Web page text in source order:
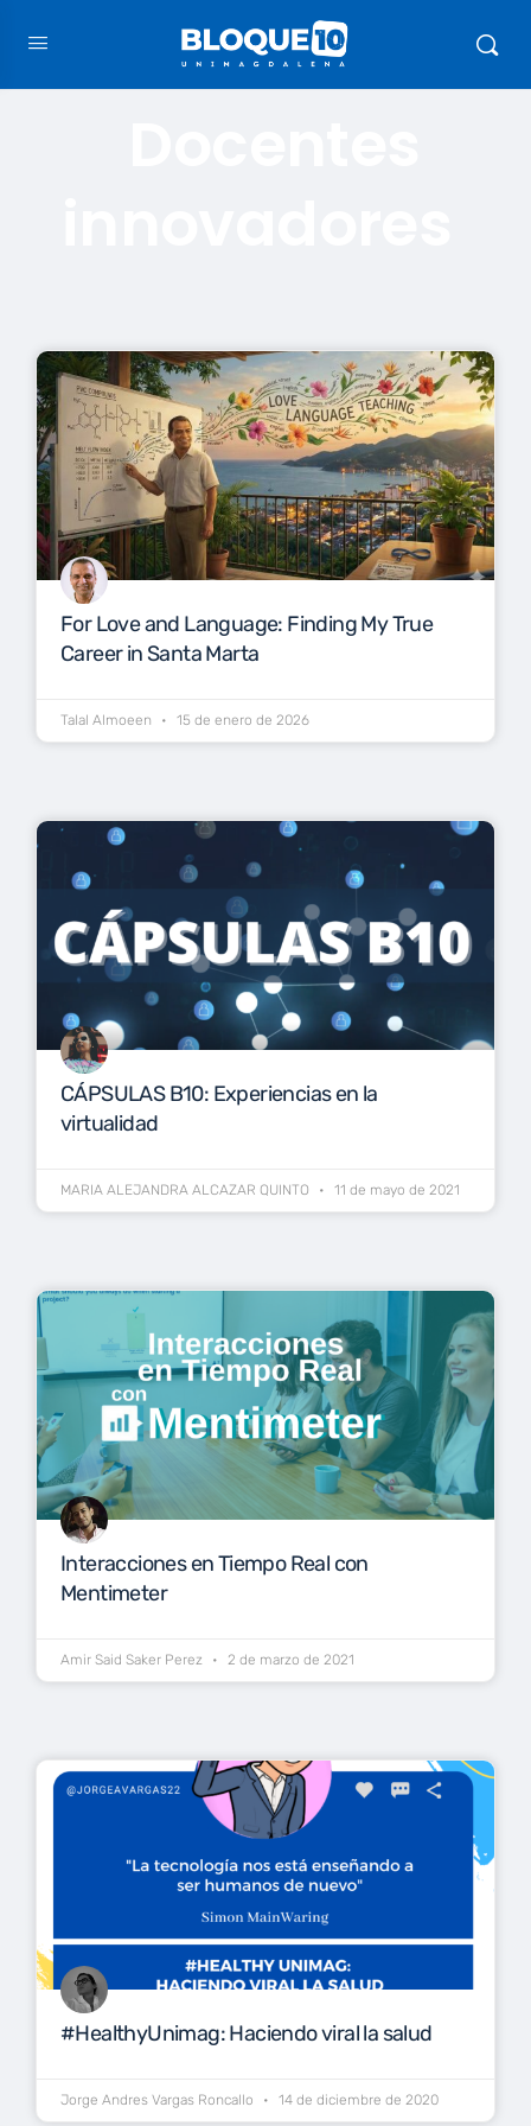
For Love and Language: Finding My True
Career in Santa Marta
Talal Almoeen 15 de enero de 2026
CÁPSULAS B10: Experiencias en la
virtualidad
MARIA ALEJANDRA ALCAZAR QUINTO 11 de mayo de 2021
Interacciones en Tiempo Real con
Mentimeter
Amir Said Saker Perez 2 de marzo de 2021
#HealthyUnimag: Haciendo viral la salud
Jorge Andres Vargas Roncallo 14 de diciembre de 2020